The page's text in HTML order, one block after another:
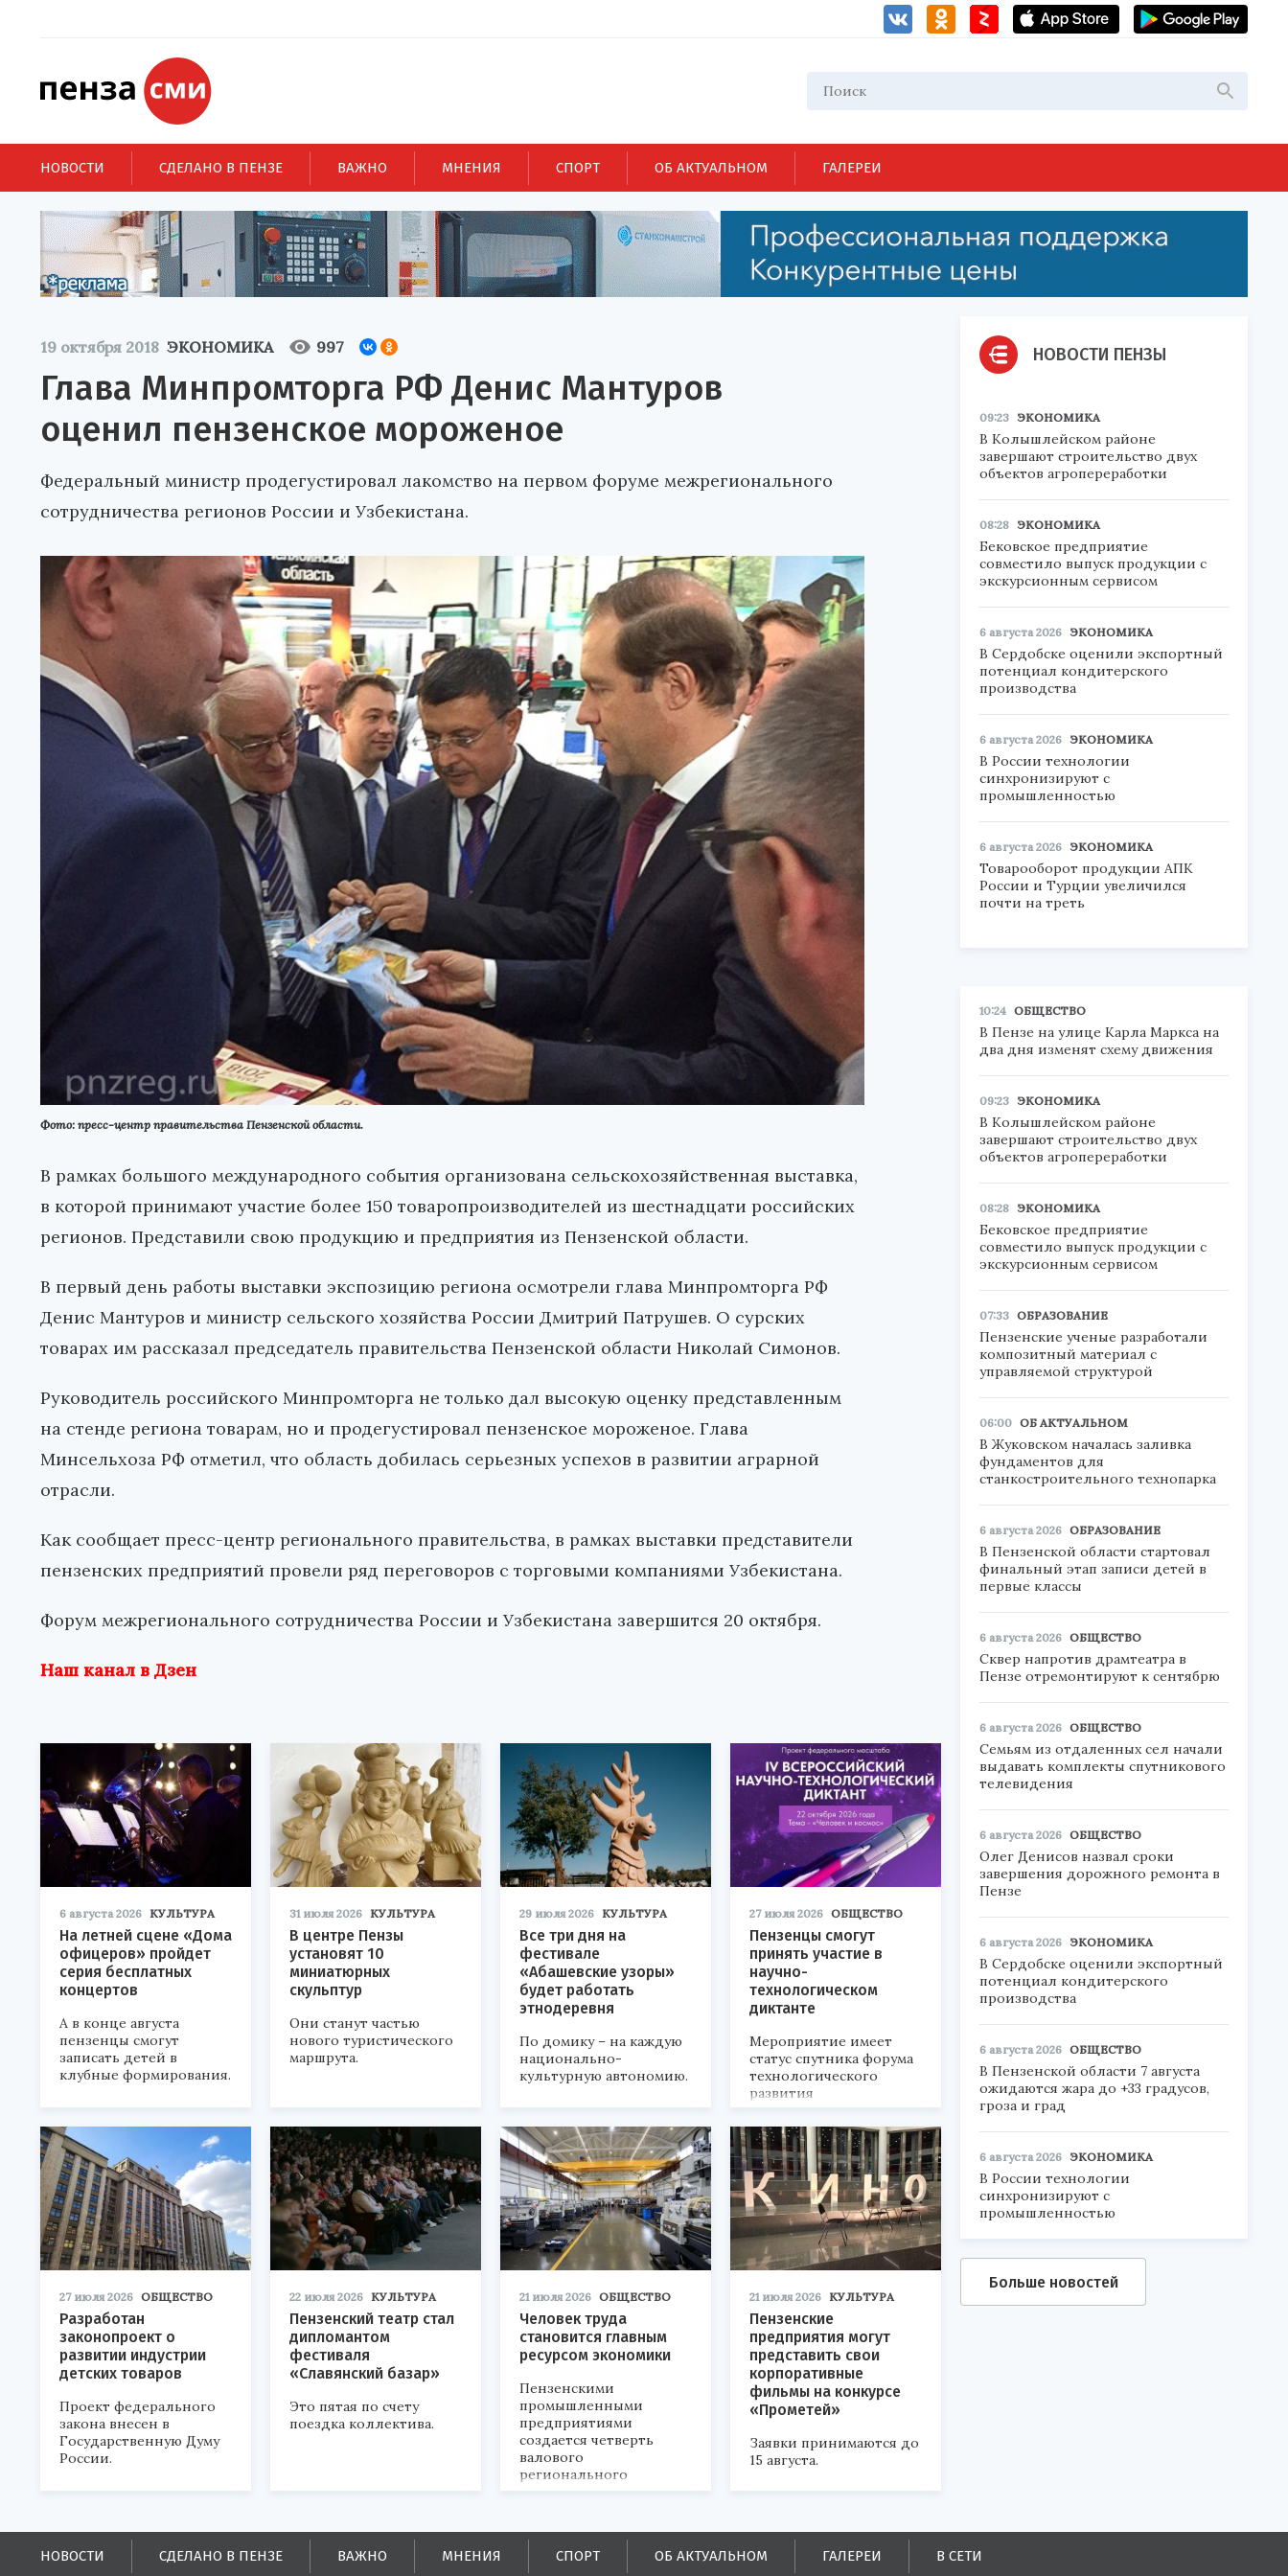
НОВОСТИ СДЕЛАНО В ПЕНЗЕ ВАЖНО МНЕНИЯ СПОРТ ОБ АКТУАЛЬНОМ ГАЛЕРЕИ
19 октября 2018 ЭКОНОМИКА 997
Глава Минпромторга РФ Денис Мантуров
оценил пензенское мороженое
Федеральный министр продегустировал лакомство на первом форуме межрегионального
сотрудничества регионов России и Узбекистана.
Фото: пресс-центр правительства Пензенской области.
В рамках большого международного события организована сельскохозяйственная выставка,
в которой принимают участие более 150 товаропроизводителей из шестнадцати российских
регионов. Представили свою продукцию и предприятия из Пензенской области.
В первый день работы выставки экспозицию региона осмотрели глава Минпромторга РФ
Денис Мантуров и министр сельского хозяйства России Дмитрий Патрушев. О сурских
товарах им рассказал председатель правительства Пензенской области Николай Симонов.
Руководитель российского Минпромторга не только дал высокую оценку представленным
на стенде региона товарам, но и продегустировал пензенское мороженое. Глава
Минсельхоза РФ отметил, что область добилась серьезных успехов в развитии аграрной
отрасли.
Как сообщает пресс-центр регионального правительства, в рамках выставки представители
пензенских предприятий провели ряд переговоров с торговыми компаниями Узбекистана.
Форум межрегионального сотрудничества России и Узбекистана завершится 20 октября.
Наш канал в Дзен
6 августа 2026 КУЛЬТУРА
На летней сцене «Дома
офицеров» пройдет
серия бесплатных
концертов
А в конце августа
пензенцы смогут
записать детей в
клубные формирования.
31 июля 2026 КУЛЬТУРА
В центре Пензы
установят 10
миниатюрных
скульптур
Они станут частью
нового туристического
маршрута.
29 июля 2026 КУЛЬТУРА
Все три дня на
фестивале
«Абашевские узоры»
будет работать
этнодеревня
По домику – на каждую
национально-
культурную автономию.
27 июля 2026 ОБЩЕСТВО
Пензенцы смогут
принять участие в
научно-
технологическом
диктанте
Мероприятие имеет
статус спутника форума
технологического
развития
«Технопром-2026».
27 июля 2026 ОБЩЕСТВО
Разработан
законопроект о
развитии индустрии
детских товаров
Проект федерального
закона внесен в
Государственную Думу
России.
22 июля 2026 КУЛЬТУРА
Пензенский театр стал
дипломантом
фестиваля
«Славянский базар»
Это пятая по счету
поездка коллектива.
21 июля 2026 ОБЩЕСТВО
Человек труда
становится главным
ресурсом экономики
Пензенскими
промышленными
предприятиями
создается четверть
валового
регионального
продукта и
поступлений в
бюджеты всех уровней.
21 июля 2026 КУЛЬТУРА
Пензенские
предприятия могут
представить свои
корпоративные
фильмы на конкурсе
«Прометей»
Заявки принимаются до
15 августа.
НОВОСТИ ПЕНЗЫ
09:23 ЭКОНОМИКА
В Колышлейском районе
завершают строительство двух
объектов агропереработки
08:28 ЭКОНОМИКА
Бековское предприятие
совместило выпуск продукции с
экскурсионным сервисом
6 августа 2026 ЭКОНОМИКА
В Сердобске оценили экспортный
потенциал кондитерского
производства
6 августа 2026 ЭКОНОМИКА
В России технологии
синхронизируют с
промышленностью
6 августа 2026 ЭКОНОМИКА
Товарооборот продукции АПК
России и Турции увеличился
почти на треть
10:24 ОБЩЕСТВО
В Пензе на улице Карла Маркса на
два дня изменят схему движения
09:23 ЭКОНОМИКА
В Колышлейском районе
завершают строительство двух
объектов агропереработки
08:28 ЭКОНОМИКА
Бековское предприятие
совместило выпуск продукции с
экскурсионным сервисом
07:33 ОБРАЗОВАНИЕ
Пензенские ученые разработали
композитный материал с
управляемой структурой
06:00 ОБ АКТУАЛЬНОМ
В Жуковском началась заливка
фундаментов для
станкостроительного технопарка
6 августа 2026 ОБРАЗОВАНИЕ
В Пензенской области стартовал
финальный этап записи детей в
первые классы
6 августа 2026 ОБЩЕСТВО
Сквер напротив драмтеатра в
Пензе отремонтируют к сентябрю
6 августа 2026 ОБЩЕСТВО
Семьям из отдаленных сел начали
выдавать комплекты спутникового
телевидения
6 августа 2026 ОБЩЕСТВО
Олег Денисов назвал сроки
завершения дорожного ремонта в
Пензе
6 августа 2026 ЭКОНОМИКА
В Сердобске оценили экспортный
потенциал кондитерского
производства
6 августа 2026 ОБЩЕСТВО
В Пензенской области 7 августа
ожидаются жара до +33 градусов,
гроза и град
6 августа 2026 ЭКОНОМИКА
В России технологии
синхронизируют с
промышленностью
Больше новостей
НОВОСТИ СДЕЛАНО В ПЕНЗЕ ВАЖНО МНЕНИЯ СПОРТ ОБ АКТУАЛЬНОМ ГАЛЕРЕИ В СЕТИ